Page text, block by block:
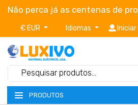
Não perca já as centenas de
€ EUR Idiomas Iniciar
PRODUTOS